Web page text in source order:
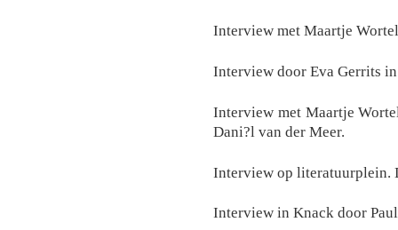
Interview met Maartje
Interview door Eva Gerrits
Interview met Maartje
Dani?l van der Meer.
Interview op literatuurplein.
Interview in Knack door